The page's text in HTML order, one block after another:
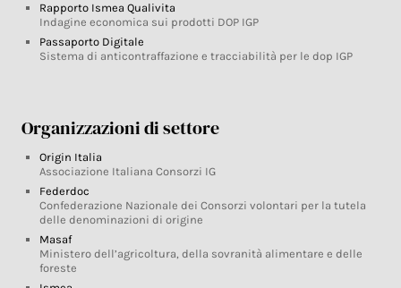
Rapporto Ismea Qualivita
Indagine economica sui prodotti DOP IGP
Passaporto Digitale
Sistema di anticontraffazione e tracciabilità per le dop IGP
Organizzazioni di settore
Origin Italia
Associazione Italiana Consorzi IG
Federdoc
Confederazione Nazionale dei Consorzi volontari per la tutela
delle denominazioni di origine
Masaf
Ministero dell’agricoltura, della sovranità alimentare e delle
foreste